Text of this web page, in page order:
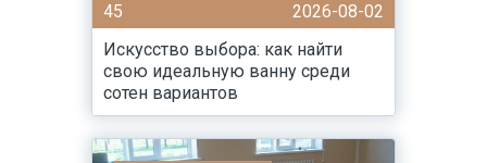
45
2026-08-02
Искусство выбора: как найти
свою идеальную ванну среди
сотен вариантов